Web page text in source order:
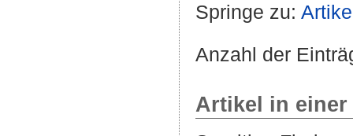
Springe zu:
Anzahl der
Artikel in